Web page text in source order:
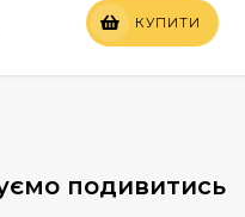
КУПИТИ
подивитись